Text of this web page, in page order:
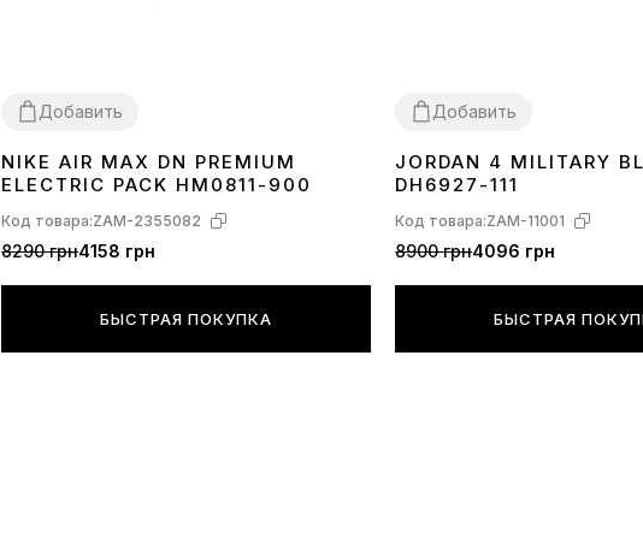
Баллоны
Добавить
3637 38 39 404142 434445
NIKE AIR MAX DN PREMIUM
ELECTRIC PACK HM0811-900
Код товара:ZAM-2355082
8290 грн4158 грн
БЫСТРАЯ ПОКУПКА
Добавить
363738394041424344
JORDAN 4 MILITARY
DH6927-111
Код товара:ZAM-11001
8900 грн4096 грн
БЫСТРАЯ